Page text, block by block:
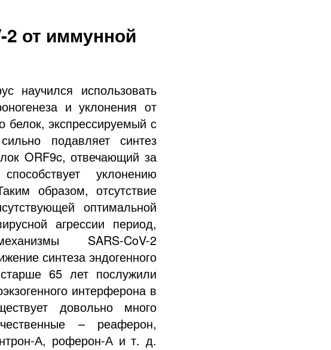
2 от иммунной
научился использовать
и уклонения от
белок, экспрессируемый с
подавляет синтез
ORF9c, отвечающий за
уклонению
образом, отсутствие
оптимальной
агрессии период,
SARS-CoV-2
синтеза эндогенного
65 лет послужили
интерферона в
довольно много
– реаферон,
А, роферон-А и т. д.